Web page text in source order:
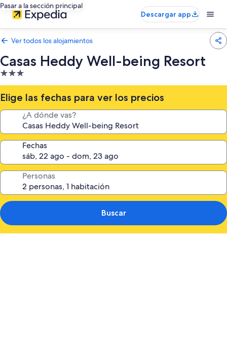
Pasar a la sección principal
Descargar app
Ver todos los alojamientos
Casas Heddy Well-being Resort
Alojamiento
de
3.0 estrellas
Elige las fechas para ver los precios
¿A dónde vas?
Fechas
Personas
Buscar